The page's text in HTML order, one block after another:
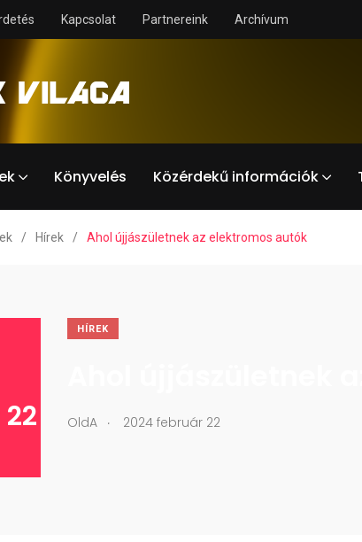
Kapcsolat Partnereink Archívum
Könyvelés Közérdekű információk
/ Hírek / Ahol újjászületnek az elektromos autók
22
HÍREK
OldA . 2024 február 22